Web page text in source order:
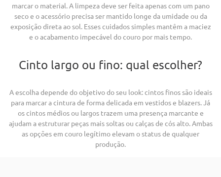
marcar o material. A limpeza deve ser feita apenas com um pano
seco e o acessório precisa ser mantido longe da umidade ou da
exposição direta ao sol. Esses cuidados simples mantêm a maciez
e o acabamento impecável do couro por mais tempo.
Cinto largo ou fino: qual escolher?
A escolha depende do objetivo do seu look: cintos finos são ideais
para marcar a cintura de forma delicada em vestidos e blazers. Já
os cintos médios ou largos trazem uma presença marcante e
ajudam a estruturar peças mais soltas ou calças de cós alto. Ambas
as opções em couro legítimo elevam o status de qualquer
produção.